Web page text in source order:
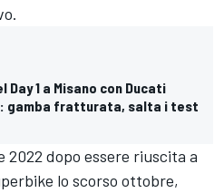
1 a Misano con Ducati
gamba fratturata, salta i test
2022 dopo essere riuscita a
lo scorso ottobre,